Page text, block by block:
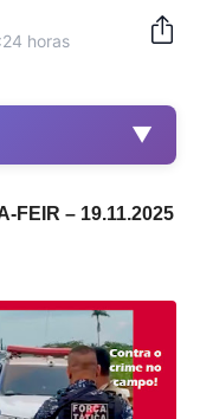
horas
▼
FEIR – 19.11.2025